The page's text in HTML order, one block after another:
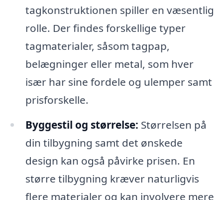
tagkonstruktionen spiller en væsentlig
rolle. Der findes forskellige typer
tagmaterialer, såsom tagpap,
belægninger eller metal, som hver
især har sine fordele og ulemper samt
prisforskelle.
Byggestil og størrelse: Størrelsen på
din tilbygning samt det ønskede
design kan også påvirke prisen. En
større tilbygning kræver naturligvis
flere materialer og kan involvere mere